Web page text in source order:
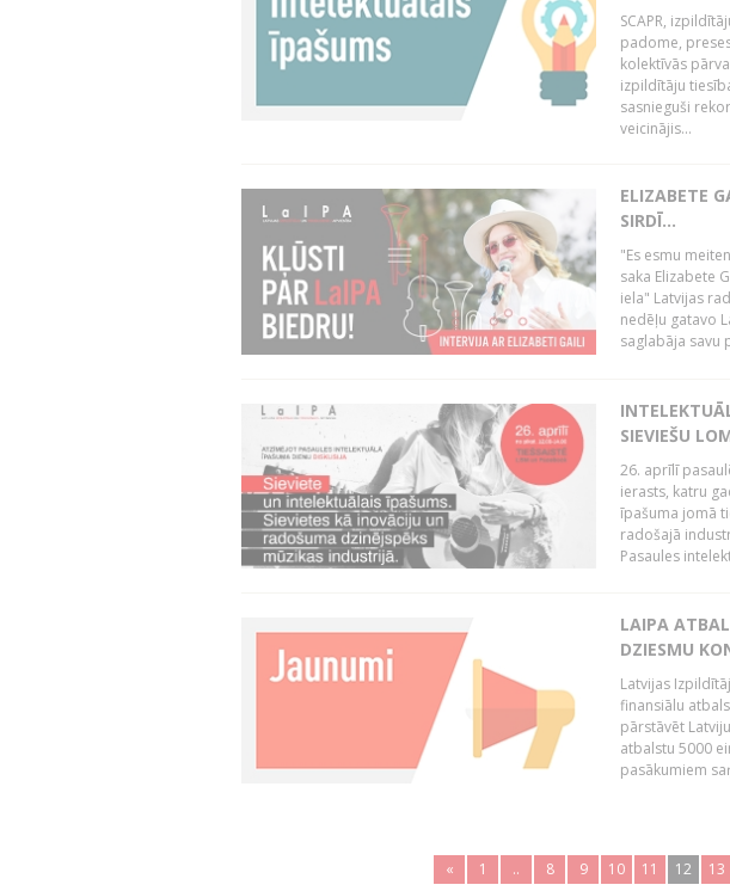
SCAPR,
padome,
kolektīvās
izpildītāju
sasnieguši
veicinājis...
ELIZABETE
SIRDĪ...
"Es esmu
saka Elizabete
iela" Latvijas
nedēļu gatavo
saglabāja savu
SIEVIEŠU
26. aprīlī
ierasts, katru
īpašuma jomā
radošajā
Pasaules
LAIPA
DZIESMU
Latvijas
finansiālu
pārstāvēt
atbalstu 5000
pasākumiem
« 1 .. 8 9 10 11 12 13